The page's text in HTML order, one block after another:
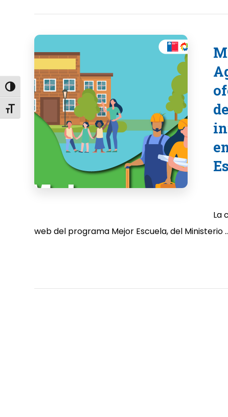
Alternar alto contraste
Alternar tamaño de letra
La
web del programa Mejor Escuela, del Ministerio